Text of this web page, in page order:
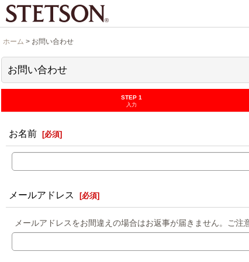
ホーム > お問い合わせ
お問い合わせ
STEP 1
入力
お名前 [必須]
メールアドレス [必須]
メールアドレスをお間違えの場合はお返事が届きません。ご